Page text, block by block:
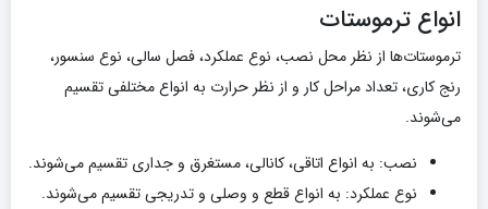
انواع ترموستات
ترموستات‌ها از نظر محل نصب، نوع عملکرد، فصل سالی، نوع سنسور،
رنج کاری، تعداد مراحل کار و از نظر حرارت به انواع مختلفی تقسیم
می‌شوند.
نصب: به انواع اتاقی، کانالی، مستغرق و جداری تقسیم می‌شوند.
نوع عملکرد: به انواع قطع و وصلی و تدریجی تقسیم می‌شوند.